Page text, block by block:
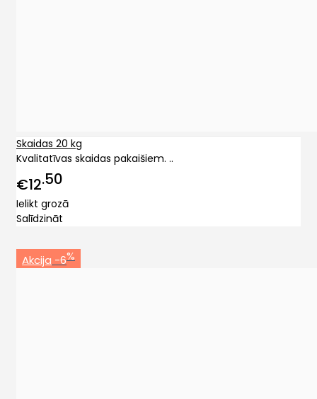
Skaidas 20 kg
Kvalitatīvas skaidas pakaišiem. ..
€12 50
Ielikt grozā
Salīdzināt
Akcija -6%